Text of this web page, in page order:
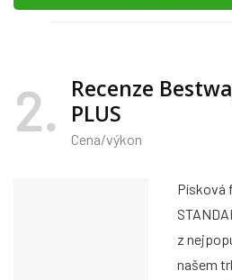
2
Recenze
PLUS
Cena/výkon
Písková
z
našem